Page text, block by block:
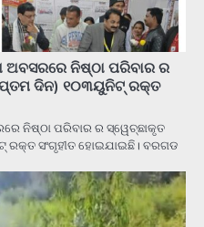
ଅବସରରେ ନିଷ୍ଠା ପରିବାର ର
ଦିନ) ୧୦୩ୟୁନିଟ୍ ରକ୍ତ
ନିଷ୍ଠା ପରିବାର ର ସ୍ୱେଚ୍ଛାକୃତ
ସଂଗୃହୀତ ହୋଇଯାଇଛି। ବରଗଡ